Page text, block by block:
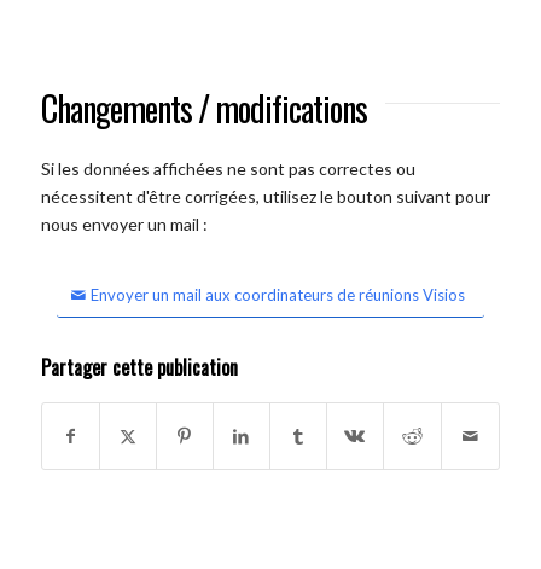
Changements / modifications
Si les données affichées ne sont pas correctes ou
nécessitent d'être corrigées, utilisez le bouton suivant pour
nous envoyer un mail :
Envoyer un mail aux coordinateurs de réunions Visios
Partager cette publication